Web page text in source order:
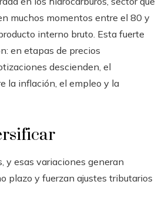
muchos momentos entre el 80 y
interno bruto. Esta fuerte
en etapas de precios
descienden, el
la inflación, el empleo y la
y esas variaciones generan
plazo y fuerzan ajustes tributarios